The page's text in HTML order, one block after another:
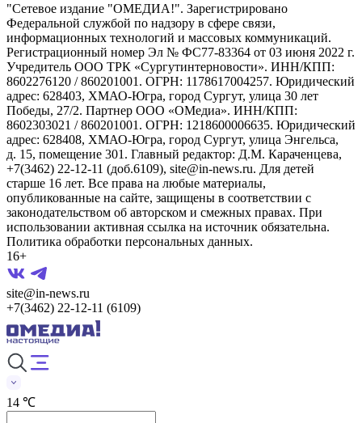
"Сетевое издание "ОМЕДИА!". Зарегистрировано
Федеральной службой по надзору в сфере связи,
информационных технологий и массовых коммуникаций.
Регистрационный номер Эл № ФС77-83364 от 03 июня 2022 г.
Учредитель ООО ТРК «Сургутинтерновости». ИНН/КПП:
8602276120 / 860201001. ОГРН: 1178617004257. Юридический
адрес: 628403, ХМАО-Югра, город Сургут, улица 30 лет
Победы, 27/2. Партнер ООО «ОМедиа». ИНН/КПП:
8602303021 / 860201001. ОГРН: 1218600006635. Юридический
адрес: 628408, ХМАО-Югра, город Сургут, улица Энгельса,
д. 15, помещение 301. Главный редактор: Д.М. Караченцева,
+7(3462) 22-12-11 (доб.6109), site@in-news.ru. Для детей
старше 16 лет. Все права на любые материалы,
опубликованные на сайте, защищены в соответствии с
законодательством об авторском и смежных правах. При
использовании активная ссылка на источник обязательна.
Политика обработки персональных данных.
16+
site@in-news.ru
+7(3462) 22-12-11 (6109)
14 ℃